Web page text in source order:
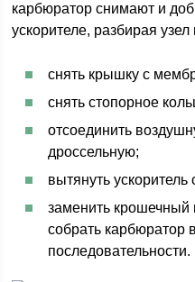
карбюратор снимают и
ускорителе, разбирая
снять крышку с
снять стопорное
отсоединить
дроссельную;
вытянуть ускоритель
заменить
собрать карбюратор
последовательности.